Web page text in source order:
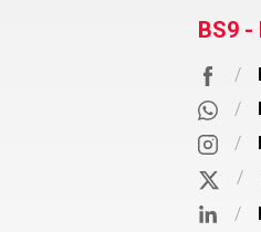
BS9 -
/
/
/
/
/